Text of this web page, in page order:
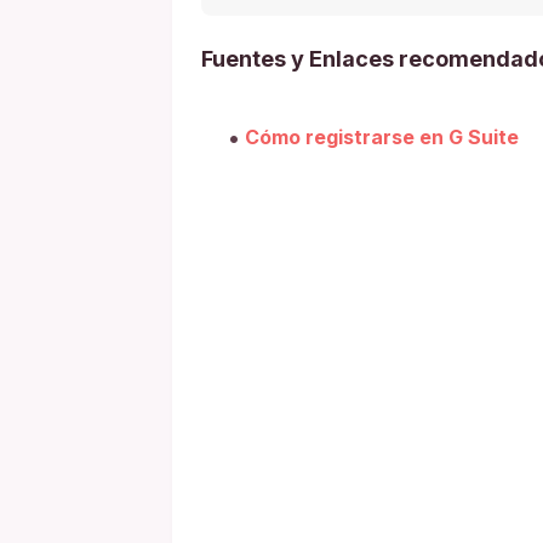
Fuentes y Enlaces
Cómo registrarse en G Suite